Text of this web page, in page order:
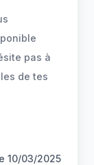
pas à
de tes
10/03/2025